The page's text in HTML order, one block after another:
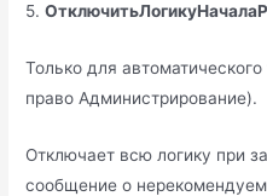
5.
Только для
право Администрирование).
Отключает всю логику при
сообщение о